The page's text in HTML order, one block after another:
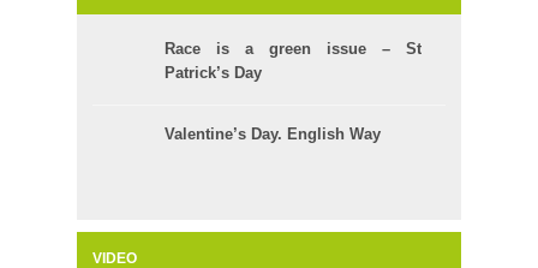
Race is a green issue – St
Patrick’s Day
Valentine’s Day. English Way
VIDEO